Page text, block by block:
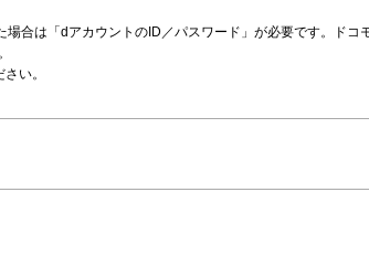
合は「dアカウントのID／パスワード」が必要です。ドコ
い。